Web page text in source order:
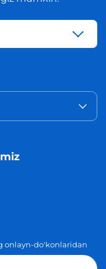
onlayn-do'konlaridan